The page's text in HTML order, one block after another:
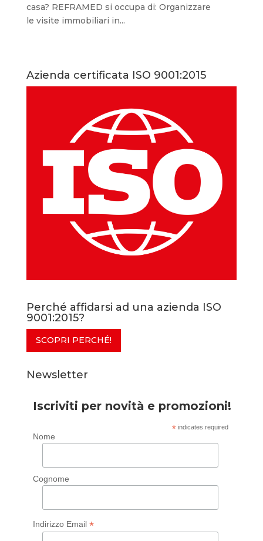
casa? REFRAMED si occupa di: Organizzare
le visite immobiliari in...
Azienda certificata ISO 9001:2015
Perché affidarsi ad una azienda ISO
9001:2015?
SCOPRI PERCHÉ!
Newsletter
Iscriviti per novità e promozioni!
* indicates required
Nome
Cognome
Indirizzo Email *